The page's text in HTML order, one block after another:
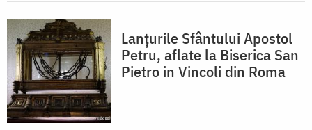
Lanțurile Sfântului Apostol
Petru, aflate la Biserica San
Pietro in Vincoli din Roma